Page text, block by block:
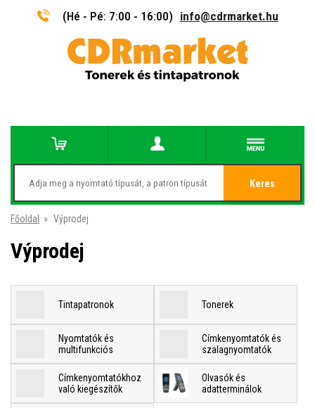
(Hé - Pé: 7:00 - 16:00) info@cdrmarket.hu
Keres
Főoldal » Výprodej
Výprodej
Tintapatronok Tonerek
Nyomtatók és
multifunkciós
Címkenyomtatók és
szalagnyomtatók
Címkenyomtatókhoz
való kiegészítők
Olvasók és
adatterminálok